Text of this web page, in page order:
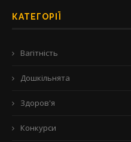
КАТЕГОРІЇ
Вагітність
Дошкільнята
Здоров'я
Конкурси